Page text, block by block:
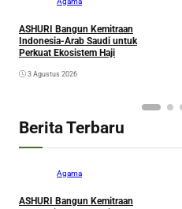
ASHURI Bangun Kemitraan
Indonesia-Arab Saudi untuk
Perkuat Ekosistem Haji
3 Agustus 2026
Berita Terbaru
Agama
ASHURI Bangun Kemitraan